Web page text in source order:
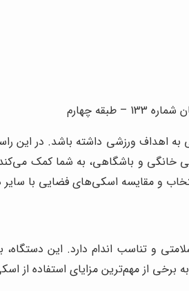
چهارم
اهداف ورزشی داشته باشد. در این
خانگی و باشگاهی، به شما کمک می‌کند
و مقایسه اسکی‌های فضایی با
و تناسب اندام دارد. این
از مهم‌ترین مزایای استفاده از